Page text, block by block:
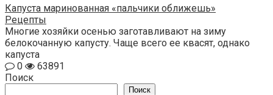
Капуста маринованная «пальчики оближешь»
Рецепты
Многие хозяйки осенью заготавливают на зиму
белокочанную капусту. Чаще всего ее квасят, однако
капуста
0
63891
Поиск
Поиск